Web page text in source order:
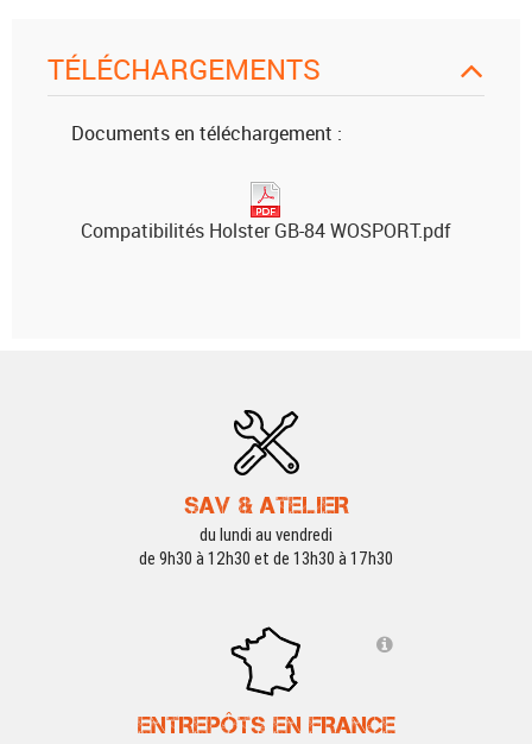
TÉLÉCHARGEMENTS
Documents en téléchargement :
Compatibilités Holster GB-84 WOSPORT.pdf
SAV & ATELIER
du lundi au vendredi
de 9h30 à 12h30 et de 13h30 à 17h30
ENTREPÔTS EN FRANCE